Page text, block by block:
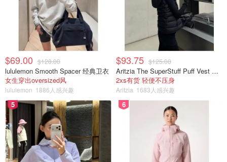
$69.00 $128.00
lululemon Smooth Spacer 经典卫衣
女生穿出oversized风
lululemon 1886人感兴趣
$93.75 $125.00
Aritzia The SuperStuff Puff Vest 轻盈亮面马甲
2xs有货 轻便不压身
Aritzia 1683人感兴趣
5 6